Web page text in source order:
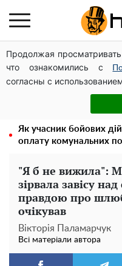
Продолжая
что ознакомились с
согласны с
Дрони із націнкою:
мільйони оборонного
Естонії
Гола Олена Тополя у
щелепи: злив відео –
Як учасник бойових
оплату комунальних
"Я б не вижила":
зірвала завісу
правдою про
очікував
Вікторія Паламарчук
Всі матеріали автора